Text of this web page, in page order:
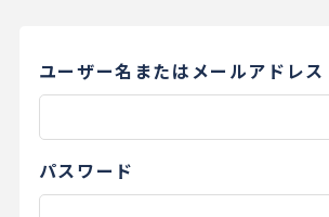
ユーザー名またはメールアドレス
パスワード